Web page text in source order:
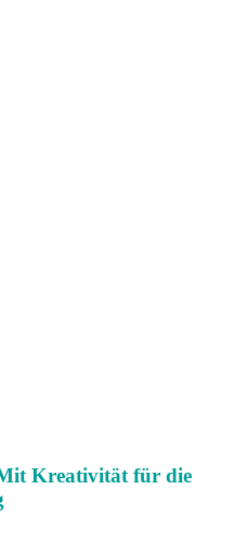
Kreativität für die